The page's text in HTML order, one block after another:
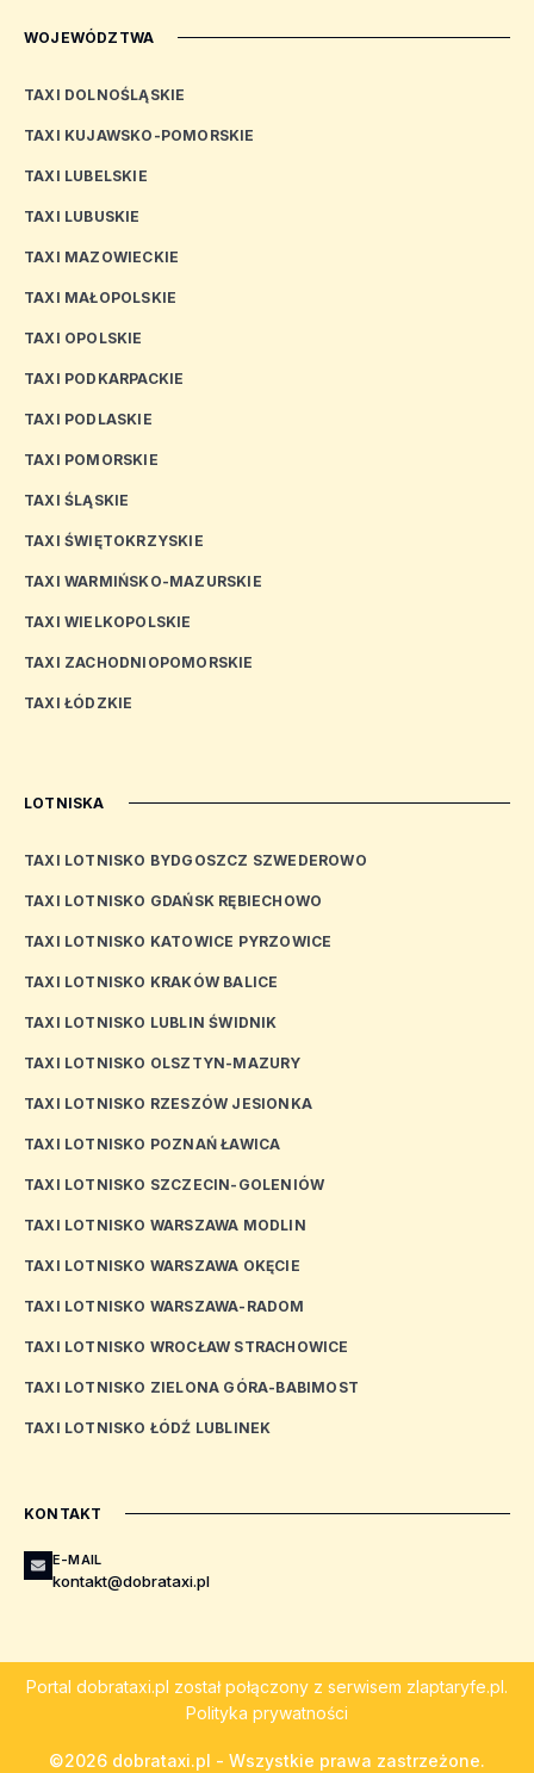
WOJEWÓDZTWA
TAXI DOLNOŚLĄSKIE
TAXI KUJAWSKO-POMORSKIE
TAXI LUBELSKIE
TAXI LUBUSKIE
TAXI MAZOWIECKIE
TAXI MAŁOPOLSKIE
TAXI OPOLSKIE
TAXI PODKARPACKIE
TAXI PODLASKIE
TAXI POMORSKIE
TAXI ŚLĄSKIE
TAXI ŚWIĘTOKRZYSKIE
TAXI WARMIŃSKO-MAZURSKIE
TAXI WIELKOPOLSKIE
TAXI ZACHODNIOPOMORSKIE
TAXI ŁÓDZKIE
LOTNISKA
TAXI LOTNISKO BYDGOSZCZ SZWEDEROWO
TAXI LOTNISKO GDAŃSK RĘBIECHOWO
TAXI LOTNISKO KATOWICE PYRZOWICE
TAXI LOTNISKO KRAKÓW BALICE
TAXI LOTNISKO LUBLIN ŚWIDNIK
TAXI LOTNISKO OLSZTYN-MAZURY
TAXI LOTNISKO RZESZÓW JESIONKA
TAXI LOTNISKO POZNAŃ ŁAWICA
TAXI LOTNISKO SZCZECIN-GOLENIÓW
TAXI LOTNISKO WARSZAWA MODLIN
TAXI LOTNISKO WARSZAWA OKĘCIE
TAXI LOTNISKO WARSZAWA-RADOM
TAXI LOTNISKO WROCŁAW STRACHOWICE
TAXI LOTNISKO ZIELONA GÓRA-BABIMOST
TAXI LOTNISKO ŁÓDŹ LUBLINEK
KONTAKT
E-MAIL
kontakt@dobrataxi.pl
Portal dobrataxi.pl został połączony z serwisem zlaptaryfe.pl.
Polityka prywatności
©2026 dobrataxi.pl - Wszystkie prawa zastrzeżone.